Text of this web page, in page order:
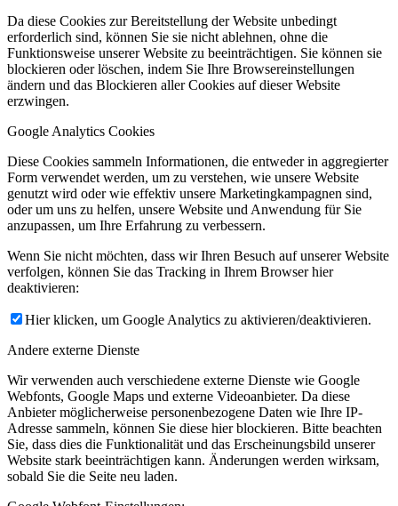
Da diese Cookies zur Bereitstellung der Website unbedingt
erforderlich sind, können Sie sie nicht ablehnen, ohne die
Funktionsweise unserer Website zu beeinträchtigen. Sie können sie
blockieren oder löschen, indem Sie Ihre Browsereinstellungen
ändern und das Blockieren aller Cookies auf dieser Website
erzwingen.
Google Analytics Cookies
Diese Cookies sammeln Informationen, die entweder in aggregierter
Form verwendet werden, um zu verstehen, wie unsere Website
genutzt wird oder wie effektiv unsere Marketingkampagnen sind,
oder um uns zu helfen, unsere Website und Anwendung für Sie
anzupassen, um Ihre Erfahrung zu verbessern.
Wenn Sie nicht möchten, dass wir Ihren Besuch auf unserer Website
verfolgen, können Sie das Tracking in Ihrem Browser hier
deaktivieren:
Hier klicken, um Google Analytics zu aktivieren/deaktivieren.
Andere externe Dienste
Wir verwenden auch verschiedene externe Dienste wie Google
Webfonts, Google Maps und externe Videoanbieter. Da diese
Anbieter möglicherweise personenbezogene Daten wie Ihre IP-
Adresse sammeln, können Sie diese hier blockieren. Bitte beachten
Sie, dass dies die Funktionalität und das Erscheinungsbild unserer
Website stark beeinträchtigen kann. Änderungen werden wirksam,
sobald Sie die Seite neu laden.